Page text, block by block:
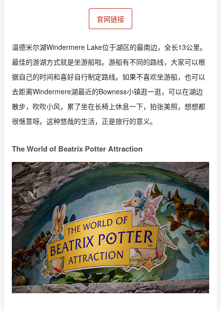
官网链接
温德米尔湖Windermere Lake位于湖区的最南边，全长13公里。
最佳的游湖方式就是坐游船啦。游船有不同的路线，大家可以根
据自己的时间和喜好自行制定路线。如果不喜欢坐游船，也可以
去距离Windermere湖最近的Bowness小镇逛一逛，可以在湖边
散步，吹吹小风，累了坐在长椅上休息一下，拍张美照，想想都
很惬意呀。这种悠哉的生活，正是旅行的意义。
The World of Beatrix Potter Attraction